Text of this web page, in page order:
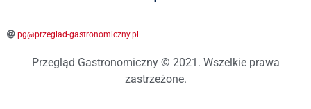
pg@przeglad-gastronomiczny.pl
Przegląd Gastronomiczny © 2021. Wszelkie prawa
zastrzeżone.